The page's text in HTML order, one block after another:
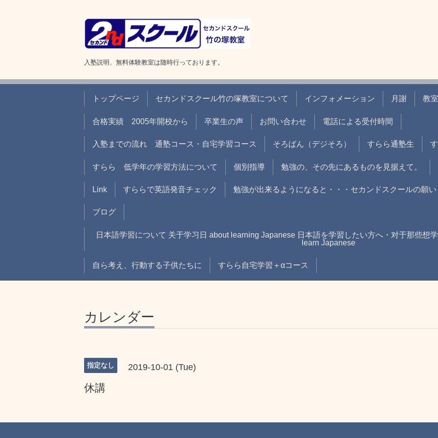
入塾説明、無料体験教室は随時行っております。
トップページ セカンドスクール竹の塚教室について インフォメーション 月謝 教
合格実績 2005年開校から 卒業生の声 お問い合わせ 電話による受付時間
入塾までの流れ 通塾コース・自宅学習コース そろばん（デジそろ） すらら通塾生
すらら 低学年の学習方法について 個別指導 勉強の、その先にあるものを見据えて。
Link すららで英語発音チェック 勉強が出来るようになると・・・セカンドスクールの願い
ブログ
日本語学習について 关于学习日 about learning Japanese 日本語を学習したい方へ・对于那些想
learn Japanese
自ら考え、行動する子供たちに すらら自宅学習＋αコース
カレンダー
指定なし 2019-10-01 (Tue)
休講